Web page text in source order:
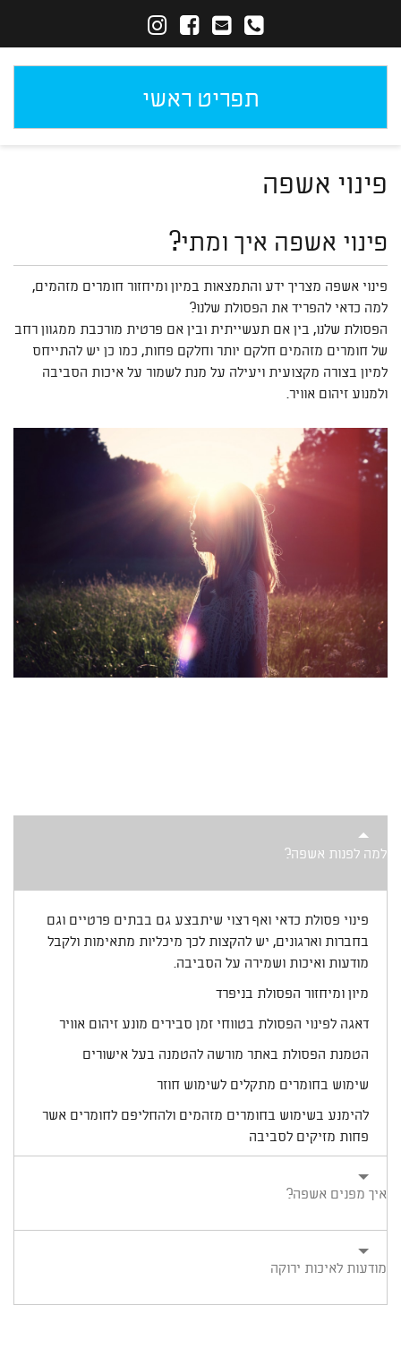
תפריט ראשי
פינוי אשפה
פינוי אשפה איך ומתי?
פינוי אשפה מצריך ידע והתמצאות במיון ומיחזור חומרים מזהמים,
למה כדאי להפריד את הפסולת שלנו?
הפסולת שלנו, בין אם תעשייתית ובין אם פרטית מורכבת ממגוון רחב
של חומרים מזהמים חלקם יותר וחלקם פחות, כמו כן יש להתייחס
למיון בצורה מקצועית ויעילה על מנת לשמור על איכות הסביבה
ולמנוע זיהום אוויר.
למה לפנות אשפה?
פינוי פסולת כדאי ואף רצוי שיתבצע גם בבתים פרטיים וגם
בחברות וארגונים, יש להקצות לכך מיכליות מתאימות ולקבל
מודעות ואיכות ושמירה על הסביבה.
מיון ומיחזור הפסולת בניפרד
דאגה לפינוי הפסולת בטווחי זמן סבירים מונע זיהום אוויר
הטמנת הפסולת באתר מורשה להטמנה בעל אישורים
שימוש בחומרים מתקלים לשימוש חוזר
להימנע בשימוש בחומרים מזהמים ולהחליפם לחומרים אשר
פחות מזיקים לסביבה
איך מפנים אשפה?
מודעות לאיכות ירוקה